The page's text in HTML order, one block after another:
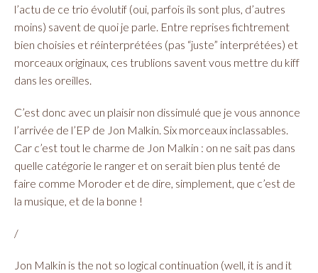
l’actu de ce trio évolutif (oui, parfois ils sont plus, d’autres
moins) savent de quoi je parle. Entre reprises fichtrement
bien choisies et réinterprétées (pas “juste” interprétées) et
morceaux originaux, ces trublions savent vous mettre du kiff
dans les oreilles.
C’est donc avec un plaisir non dissimulé que je vous annonce
l’arrivée de l’EP de Jon Malkin. Six morceaux inclassables.
Car c’est tout le charme de Jon Malkin : on ne sait pas dans
quelle catégorie le ranger et on serait bien plus tenté de
faire comme Moroder et de dire, simplement, que c’est de
la musique, et de la bonne !
/
Jon Malkin is the not so logical continuation (well, it is and it